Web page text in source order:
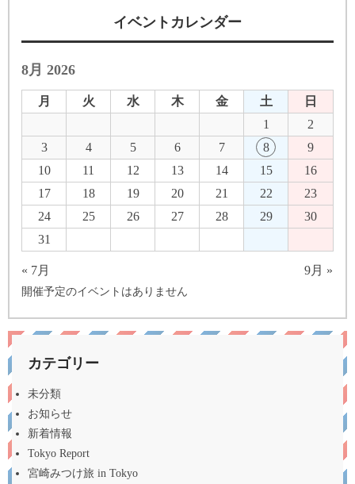
イベントカレンダー
8月 2026
月 火 水 木 金 土
日
1
2
3
4 5 6 7 8
9
10
11 12 13 14 15
16
17
18 19 20 21 22
23
24
25 26 27 28 29
30
31
« 7月 9月 »
開催予定のイベントはありません
カテゴリー
未分類
お知らせ
新着情報
Tokyo Report
宮崎みつけ旅 in Tokyo